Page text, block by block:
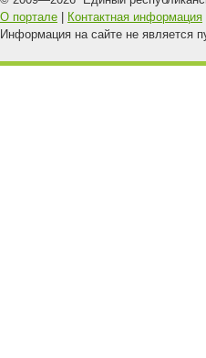
О портале
Контактная информация
Информация на сайте не является